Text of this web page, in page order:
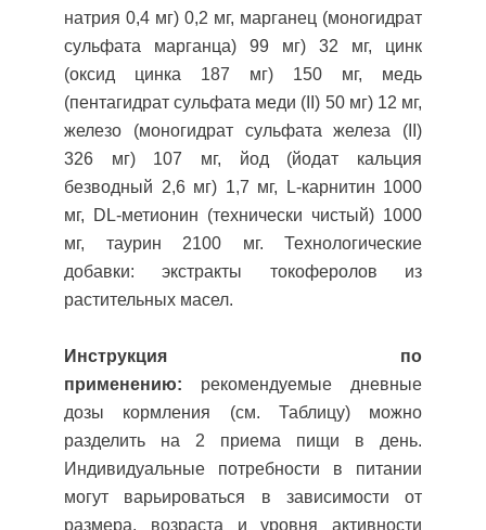
натрия 0,4 мг) 0,2 мг, марганец (моногидрат
сульфата марганца) 99 мг) 32 мг, цинк
(оксид цинка 187 мг) 150 мг, медь
(пентагидрат сульфата меди (II) 50 мг) 12 мг,
железо (моногидрат сульфата железа (II)
326 мг) 107 мг, йод (йодат кальция
безводный 2,6 мг) 1,7 мг, L-карнитин 1000
мг, DL-метионин (технически чистый) 1000
мг, таурин 2100 мг. Технологические
добавки: экстракты токоферолов из
растительных масел.
Инструкция по
применению: рекомендуемые дневные
дозы кормления (см. Таблицу) можно
разделить на 2 приема пищи в день.
Индивидуальные потребности в питании
могут варьироваться в зависимости от
размера, возраста и уровня активности